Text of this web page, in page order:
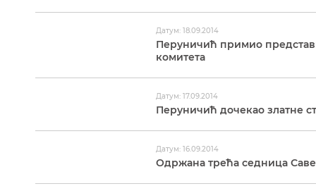
Датум: 18.09.2014
Перуничић примио
комитета
Датум: 17.09.2014
Перуничић дочекао златне
Датум: 16.09.2014
Одржана трећа седница